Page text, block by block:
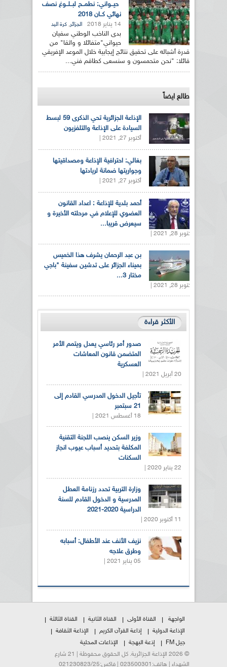
حيــواني: نطمــح لبــلــوغ نصف
نهائي كــان 2018
14 يناير 2018 الجزائر, كرة اليد
بدى الناخب الوطني سفيان
حيواني"متفائلا و واثقا" من
قدرة أشباله على تحقيق نتائج إيجابية خلال الموعد الإفريقي
قائلا: "نحن متحمسون و سنسعى كطاقم فني...
طالع ايضاً
الإذاعة الجزائرية تحي الذكرى 59 لبسط
السيادة على الإذاعة والتلفزيون
أكتوبر 27, 2021 |
بغالي: احترافية الإذاعة ومصداقيتها
وجواريتها ضمانة لريادتها
أكتوبر 27, 2021 |
أحمد بلدية للإذاعة : اعداد القانون
العضوي للإعلام في مرحلته الأخيرة و
سيعرض قريبا...
أكتوبر 28, 2021 |
بن عبد الرحمان يشرف هذا الخميس
بميناء الجزائر على تدشين سفينة "باجي
مختار 3...
أكتوبر 28, 2021 |
الأكثر قراءة
صدور أمر رئاسي يعدل ويتمم الأمر
المتضمن قانون المعاشات
العسكرية
20 أبريل 2021 |
تأجيل الدخول المدرسي القادم إلى
21 سبتمبر
18 أغسطس 2021 |
وزير السكن ينصب اللجنة التقنية
المكلفة بتحديد أسباب عيوب انجاز
السكنات
22 يناير 2020 |
وزارة التربية تحدد رزنامة العطل
المدرسية و الدخول القادم للسنة
الدراسية 2020-2021
11 أكتوبر 2020 |
نزيف الأنف عند الأطفال: أسبابه
وطرق علاجه
05 يناير 2021 |
الواجهة القناة الأولى القناة الثانية
القناة الثالثة
الإذاعة الدولية
إذاعة القرآن الكريم
الإذاعة الثقافة
جيل FM
إذعة البهجة
الإذاعات المحلية
© 2026 الإذاعة الجزائرية. كل الحقوق محفوظة | 21 شارع
الشهداء | هاتف:023500301 | فاكس:021230823/25